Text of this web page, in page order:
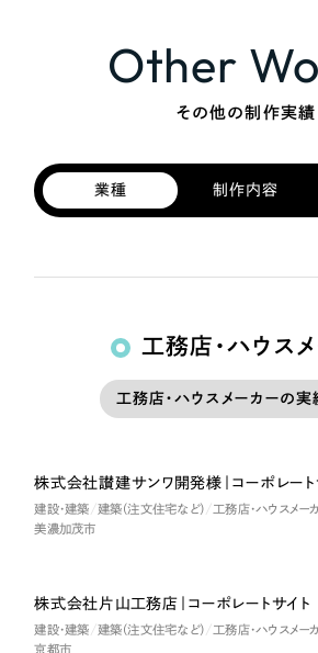
Other
その他の制作実績
業種 制作内容
工務店・ハウス
工務店・ハウスメーカーの
株式会社讃建サンワ開発様｜コーポレート
建設・建築 建築（注文住宅など） 工務店・ハウスメー
美濃加茂市
株式会社片山工務店｜コーポレートサイト
建設・建築 建築（注文住宅など） 工務店・ハウスメー
京都市